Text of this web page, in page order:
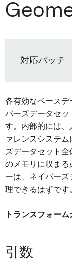
対応バッチ
各有効なベースデ
バーズデータセッ
す。内部的には、
ァレンスシステ
ズデータセット
のメモリに収ま
ーは、ネイバー
理できるはずです
トランスフォーム
引数